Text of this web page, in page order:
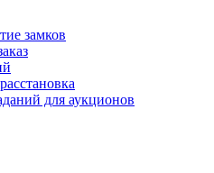
замков
для аукционов